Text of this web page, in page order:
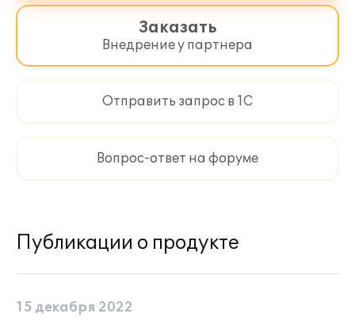
Заказать
Внедрение у партнера
Отправить запрос в 1С
Вопрос-ответ на форуме
Публикации о продукте
15 декабря 2022